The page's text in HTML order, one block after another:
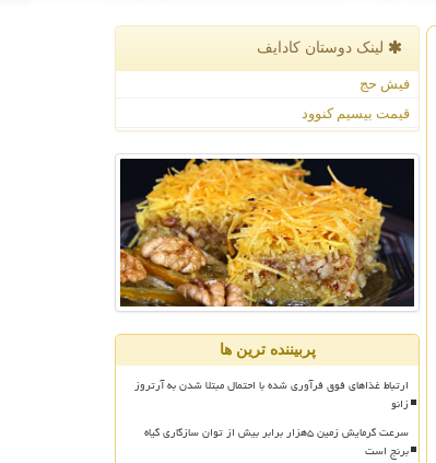
لینک دوستان كادایف
فیش حج
قیمت بیسیم کنوود
پربیننده ترین ها
ارتباط غذاهای فوق فرآوری شده با احتمال مبتلا شدن به آرتروز
زانو
سرعت گرمایش زمین ۵هزار برابر بیش از توان سازگاری گیاه
برنج است